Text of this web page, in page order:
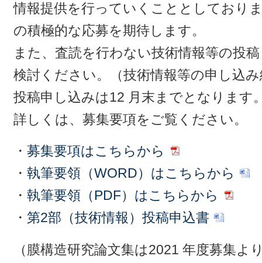
情報提供を行っていくこととしており
の積極的な応募を期待します。
また、査読を行わない技術情報等の投
検討ください。（技術情報等の申し込
投稿申し込みは12 月末までとなります
詳しくは、募集要項をご覧ください。
・ 募集要項はこちらから
・ 執筆要領（WORD）はこちらから
・ 執筆要領（PDF）はこちらから
・ 第2部（技術情報）投稿申込書
（膜構造研究論文集は2021 年度募集よ